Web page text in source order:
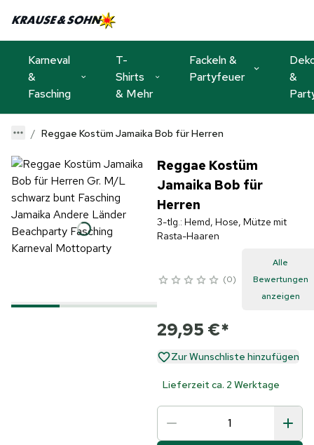
Karneval
&
Fasching
T-
Shirts
& Mehr
Fackeln &
Partyfeuer
&
Reggae Kostüm Jamaika Bob für Herren
Reggae Kostüm
Jamaika Bob für
Herren
3-tlg.: Hemd, Hose, Mütze mit
Rasta-Haaren
0
Alle
Bewertungen
anzeigen
29,95 €*
Zur Wunschliste hinzufügen
Lieferzeit ca. 2 Werktage